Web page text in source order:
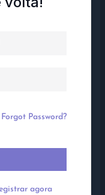
Forgot Password?
agora